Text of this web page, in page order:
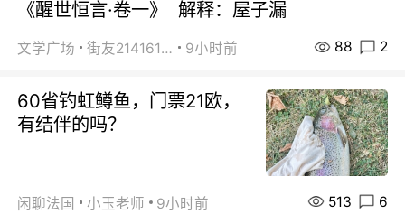
《醒世恒言·卷一》 解释：屋子漏
文学广场 街友21416156 9小时前 88 2
60省钓虹鳟鱼，门票21欧，
有结伴的吗？
闲聊法国 小玉老师 9小时前 513 6